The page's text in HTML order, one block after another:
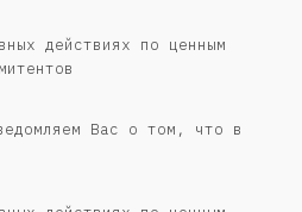
действиях по ценным
Вас о том, что в